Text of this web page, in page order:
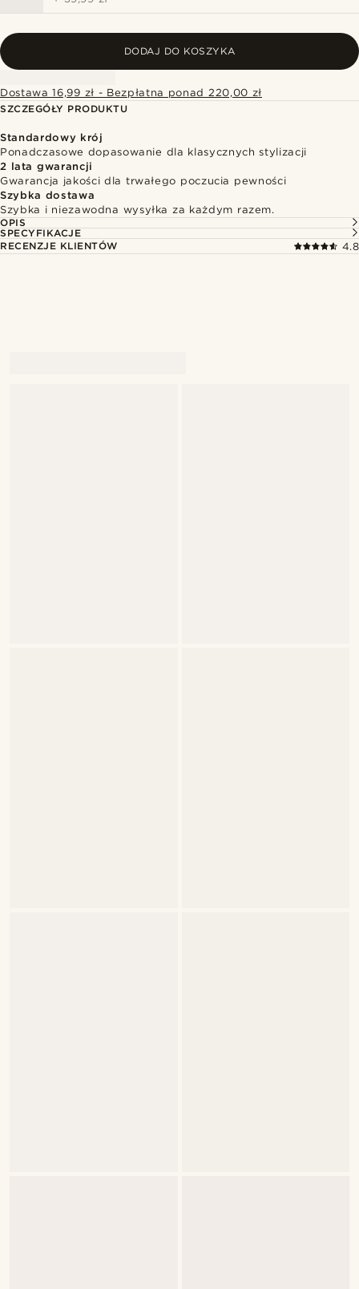
DODAJ DO KOSZYKA
Dostawa 16,99 zł - Bezpłatna ponad 220,00 zł
SZCZEGÓŁY PRODUKTU
Standardowy krój
Ponadczasowe dopasowanie dla klasycznych stylizacji
2 lata gwarancji
Gwarancja jakości dla trwałego poczucia pewności
Szybka dostawa
Szybka i niezawodna wysyłka za każdym razem.
OPIS
SPECYFIKACJE
RECENZJE KLIENTÓW
4.8